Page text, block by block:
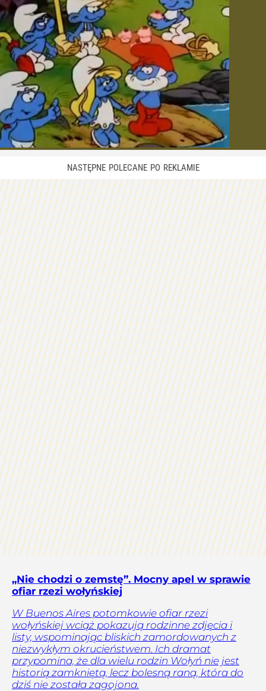
„Nie chodzi o zemstę”. Mocny apel w sprawie
ofiar rzezi wołyńskiej
W Buenos Aires potomkowie ofiar rzezi
wołyńskiej wciąż pokazują rodzinne zdjęcia i
listy, wspominając bliskich zamordowanych z
niezwykłym okrucieństwem. Ich dramat
przypomina, że dla wielu rodzin Wołyń nie jest
historią zamkniętą, lecz bolesną raną, która do
dziś nie została zagojona.